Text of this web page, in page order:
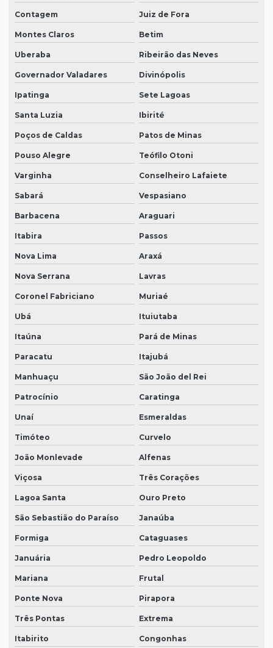
Contagem Juiz de Fora
Montes Claros Betim
Uberaba Ribeirão das Neves
Governador Valadares Divinópolis
Ipatinga Sete Lagoas
Santa Luzia Ibirité
Poços de Caldas Patos de Minas
Pouso Alegre Teófilo Otoni
Varginha Conselheiro Lafaiete
Sabará Vespasiano
Barbacena Araguari
Itabira Passos
Nova Lima Araxá
Nova Serrana Lavras
Coronel Fabriciano Muriaé
Ubá Ituiutaba
Itaúna Pará de Minas
Paracatu Itajubá
Manhuaçu São João del Rei
Patrocínio Caratinga
Unaí Esmeraldas
Timóteo Curvelo
João Monlevade Alfenas
Viçosa Três Corações
Lagoa Santa Ouro Preto
São Sebastião do Paraíso Janaúba
Formiga Cataguases
Januária Pedro Leopoldo
Mariana Frutal
Ponte Nova Pirapora
Três Pontas Extrema
Itabirito Congonhas